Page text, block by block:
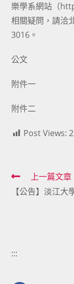
樂學系網站（
相關疑問，請洽
3016。
公文
附件一
附件二
Post Views:
Read
more
上一篇文章
【公告】淡江
:::